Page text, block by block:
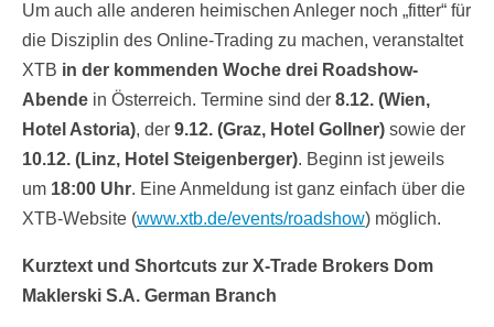
Um auch alle anderen heimischen Anleger noch „fitter“ für
die Disziplin des Online-Trading zu machen, veranstaltet
XTB in der kommenden Woche drei Roadshow-
Abende in Österreich. Termine sind der 8.12. (Wien,
Hotel Astoria), der 9.12. (Graz, Hotel Gollner) sowie der
10.12. (Linz, Hotel Steigenberger). Beginn ist jeweils
um 18:00 Uhr. Eine Anmeldung ist ganz einfach über die
XTB-Website (www.xtb.de/events/roadshow) möglich.
Kurztext und Shortcuts zur X-Trade Brokers Dom
Maklerski S.A. German Branch